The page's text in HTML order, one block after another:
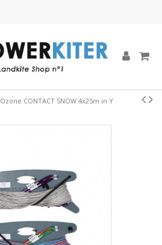
Ozone CONTACT SNOW 4x25m in Y